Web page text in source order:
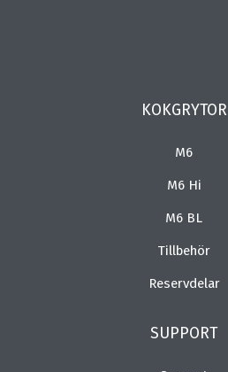
KOKGRYTOR
M6
M6 Hi
M6 BL
Tillbehör
Reservdelar
SUPPORT